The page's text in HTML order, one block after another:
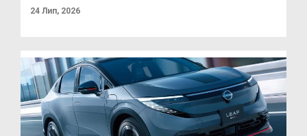
24 Лип, 2026